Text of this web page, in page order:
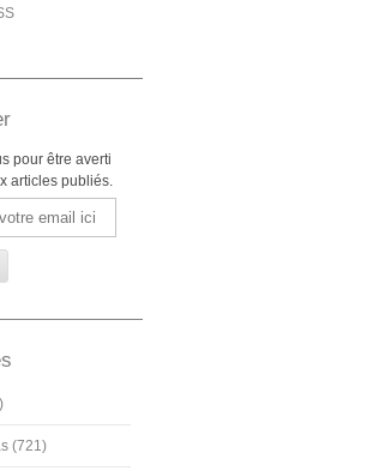
pour être averti
articles publiés.
(721)